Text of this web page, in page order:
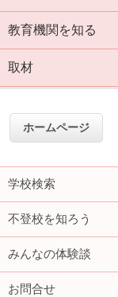
教育機関を知る
取材
ホームページ
学校検索
不登校を知ろう
みんなの体験談
お問合せ